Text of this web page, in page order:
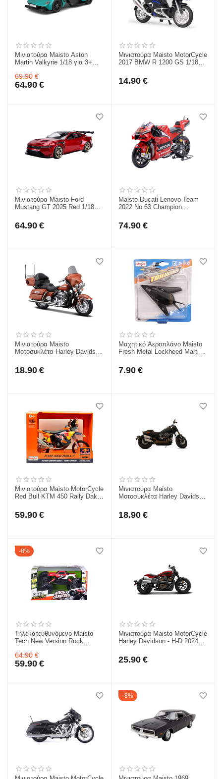
Μινιατούρα Maisto Aston
Martin Valkyrie 1/18 για 3+
69.90 €
64.90 €
Μινιατούρα Maisto MotorCycle
2017 BMW R 1200 GS 1/18
14.90 €
Μινιατούρα Maisto Ford
Mustang GT 2025 Red 1/18
64.90 €
Maisto Ducati Lenovo Team
2022 No.63 Champion
32229
74.90 €
Μινιατούρα Maisto
Μοτοσυκλέτα Harley Davidson
Ultra Limited 1/18 για 3+
39360
18.90 €
Μαχητικό Αεροπλάνο Maisto
Fresh Metal Lockheed Martin
7.90 €
Μινιατούρα Maisto MotorCycle
Red Bull KTM 450 Rally Dakar
59.90 €
Μινιατούρα Maisto
Μοτοσυκλέτα Harley Davidson
39360-9
18.90 €
8%
Τηλεκατευθυνόμενο Maisto
Tech New Version Rock
2.4GHz - 82746
64.90 €
59.90 €
Μινιατούρα Maisto MotorCycle
Harley Davidson - H-D 2024
25.90 €
8%